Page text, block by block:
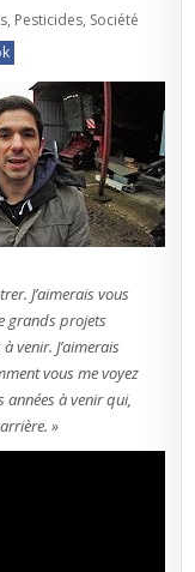
, Pesticides, Société
J’aimerais vous
grands projets
venir. J’aimerais
vous me voyez
à venir qui,
»